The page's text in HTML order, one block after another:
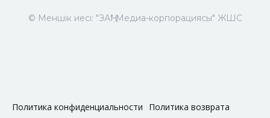
© Меншік иесі: "ЗАҢ" Медиа-корпорациясы" ЖШС
Политика конфиденциальности Политика возврата